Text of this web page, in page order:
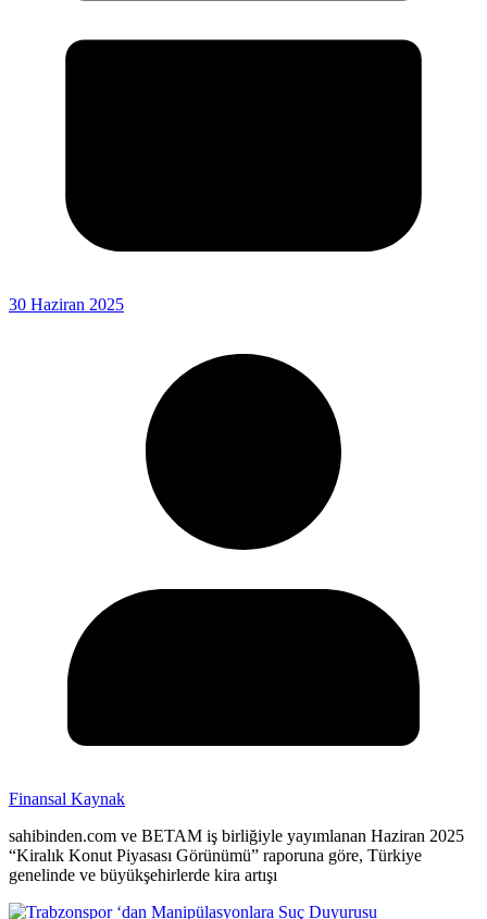
30 Haziran 2025
Finansal Kaynak
sahibinden.com ve BETAM iş birliğiyle yayımlanan Haziran 2025
“Kiralık Konut Piyasası Görünümü” raporuna göre, Türkiye
genelinde ve büyükşehirlerde kira artışı